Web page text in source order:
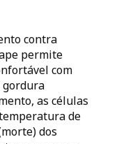
contra
permite
com
gordura
as células
de
dos